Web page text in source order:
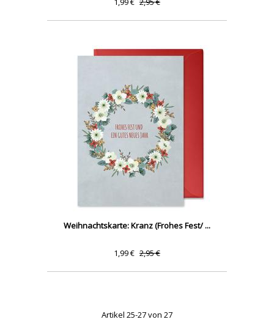
Weihnachtskarte: Kranz (Frohes Fest/ ...
1,99 € 2,95 €
Artikel 25-27 von 27